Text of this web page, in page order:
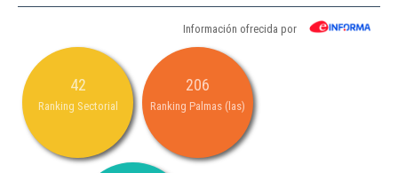
Información ofrecida por
42
Ranking Sectorial
206
Ranking Palmas (las)